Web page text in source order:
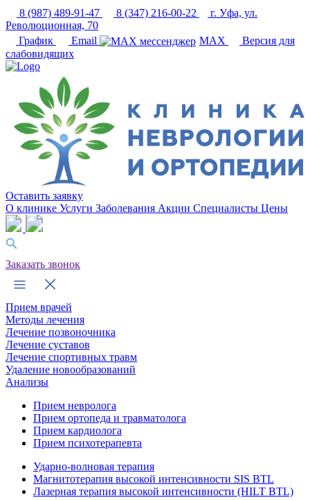
8 (987) 489-91-47 8 (347) 216-00-22
г. Уфа, ул.
Революционная, 70
График
Email MAX
Версия для
слабовидящих
Оставить заявку
О клинике Услуги Заболевания Акции Специалисты Цены
Заказать звонок
Прием врачей
Методы лечения
Лечение позвоночника
Лечение суставов
Лечение спортивных травм
Удаление новообразований
Анализы
Прием невролога
Прием ортопеда и травматолога
Прием кардиолога
Прием психотерапевта
Ударно-волновая терапия
Магнитотерапия высокой интенсивности SIS BTL
Лазерная терапия высокой интенсивности (HILT BTL)